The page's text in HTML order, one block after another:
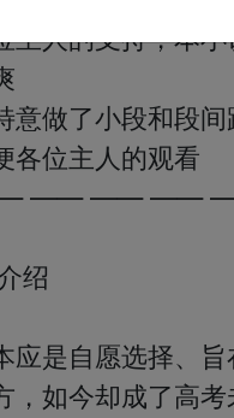
主人的支持，本
意做了小段和段
各位主人的观看
—— —— ——
绍
应是自愿选择、旨
，如今却成了高